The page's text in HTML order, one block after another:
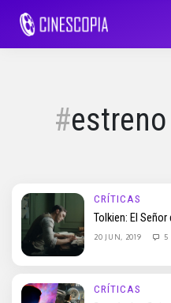
CRÍTICAS
Tolkien: El
20 JUN, 2019 5
CRÍTICAS